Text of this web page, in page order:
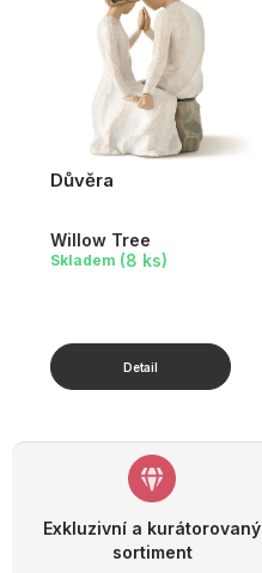
Důvěra
Willow Tree
Skladem (8 ks)
Exkluzivní a kurátorovaný
sortiment